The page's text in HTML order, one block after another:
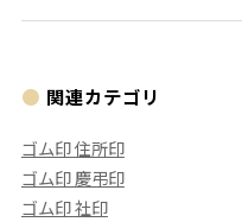
関連カテゴリ
ゴム印 住所印
ゴム印 慶弔印
ゴム印 社印